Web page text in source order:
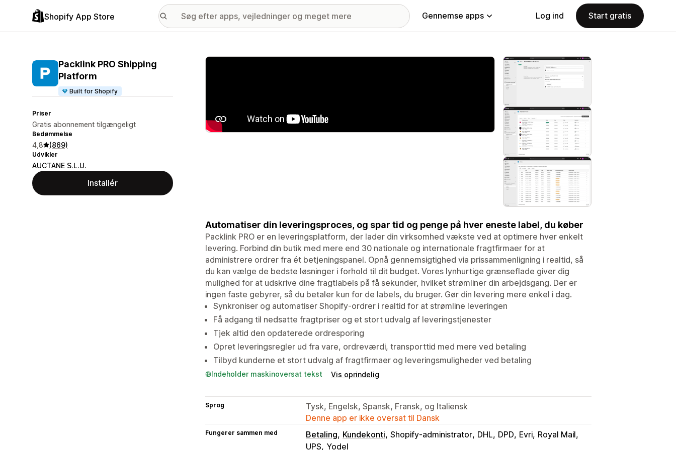
Shopify App Store Gennemse apps Log ind Start gratis
Packlink PRO Shipping
Platform
Built for Shopify
Priser
Gratis abonnement tilgængeligt
Bedømmelse
4,8 (869)
Udvikler
AUCTANE S.L.U.
Installér
Galleri med udvalgte billeder
Automatiser din leveringsproces, og spar tid og penge på hver eneste label, du køber
Packlink PRO er en leveringsplatform, der lader din virksomhed vækste ved at optimere hver enkelt
levering. Forbind din butik med mere end 30 nationale og internationale fragtfirmaer for at
administrere ordrer fra ét betjeningspanel. Opnå gennemsigtighed via prissammenligning i realtid, så
du kan vælge de bedste løsninger i forhold til dit budget. Vores lynhurtige grænseflade giver dig
mulighed for at udskrive dine fragtlabels på få sekunder, hvilket strømliner din arbejdsgang. Der er
ingen faste gebyrer, så du betaler kun for de labels, du bruger. Gør din levering mere enkel i dag.
Synkroniser og automatiser Shopify-ordrer i realtid for at strømline leveringen
Få adgang til nedsatte fragtpriser og et stort udvalg af leveringstjenester
Tjek altid den opdaterede ordresporing
Opret leveringsregler ud fra vare, ordreværdi, transporttid med mere ved betaling
Tilbyd kunderne et stort udvalg af fragtfirmaer og leveringsmuligheder ved betaling
Indeholder maskinoversat tekst Vis oprindelig
Sprog
Tysk, Engelsk, Spansk, Fransk, og Italiensk
Denne app er ikke oversat til Dansk
Fungerer sammen med Betaling Kundekonti Shopify-administrator DHL DPD Evri Royal Mail
UPS Yodel